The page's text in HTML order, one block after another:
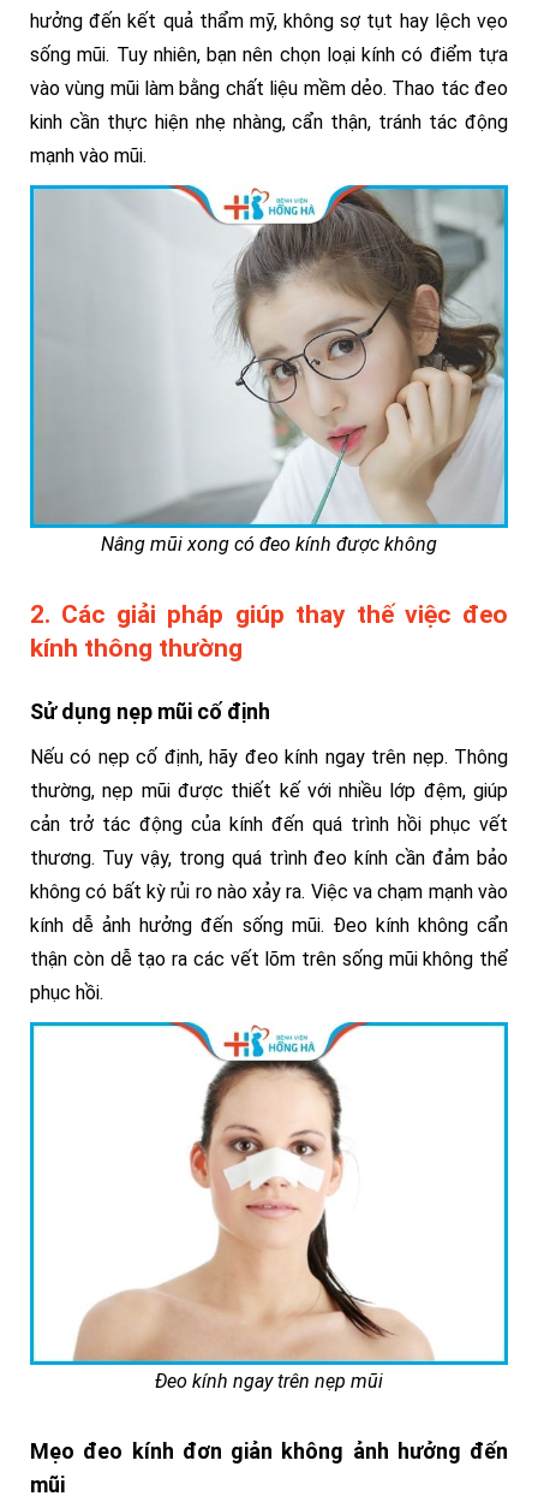
hưởng đến kết quả thẩm mỹ, không sợ tụt hay lệch vẹo
sống mũi. Tuy nhiên, bạn nên chọn loại kính có điểm tựa
vào vùng mũi làm bằng chất liệu mềm dẻo. Thao tác đeo
kinh cần thực hiện nhẹ nhàng, cẩn thận, tránh tác động
mạnh vào mũi.
Nâng mũi xong có đeo kính được không
2. Các giải pháp giúp thay thế việc đeo
kính thông thường
Sử dụng nẹp mũi cố định
Nếu có nẹp cố định, hãy đeo kính ngay trên nẹp. Thông
thường, nẹp mũi được thiết kế với nhiều lớp đệm, giúp
cản trở tác động của kính đến quá trình hồi phục vết
thương. Tuy vậy, trong quá trình đeo kính cần đảm bảo
không có bất kỳ rủi ro nào xảy ra. Việc va chạm mạnh vào
kính dễ ảnh hưởng đến sống mũi. Đeo kính không cẩn
thận còn dễ tạo ra các vết lõm trên sống mũi không thể
phục hồi.
Đeo kính ngay trên nẹp mũi
Mẹo đeo kính đơn giản không ảnh hưởng đến
mũi